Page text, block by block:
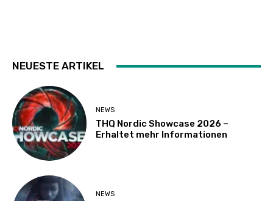
NEUESTE ARTIKEL
NEWS
THQ Nordic Showcase 2026 –
Erhaltet mehr Informationen
NEWS